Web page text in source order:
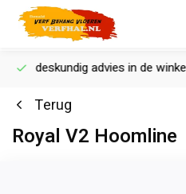
deskundig advies in de winkel
Terug
Royal V2 Hoomline